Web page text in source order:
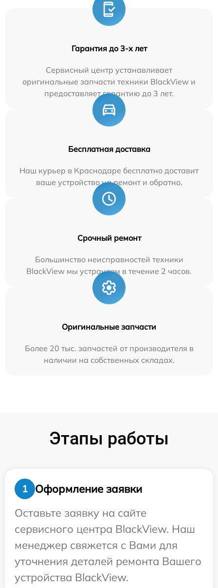
Гарантия до 3-х лет
Сервисный центр устанавливает
оригинальные запчасти техники BlackView и
предоставляет гарантию до 3 лет.
Бесплатная доставка
Наш курьер в Краснодаре бесплатно доставит
ваше устройство на ремонт и обратно.
Срочный ремонт
Большинство неисправностей техники
BlackView мы устраняем в течение 2 часов.
Оригинальные запчасти
Более 20 тыс. запчастей от производителя в
наличии на собственных складах.
Этапы работы
1
Оформление заявки
Оставьте заявку на сайте
сервисного центра BlackView. Наш
менеджер свяжется с Вами для
уточнения деталей ремонта Вашего
устройства BlackView.